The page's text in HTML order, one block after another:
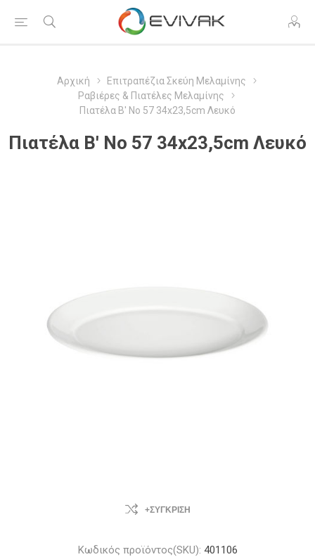
Αρχική
Επιτραπέζια Σκεύη Μελαμίνης
Ραβιέρες & Πιατέλες Μελαμίνης
Πιατέλα Β' Νο 57 34x23,5cm Λευκό
Πιατέλα Β' Νο 57 34x23,5cm Λευκό
+ΣΎΓΚΡΙΣΗ
Κωδικός προϊόντος(SKU): 401106